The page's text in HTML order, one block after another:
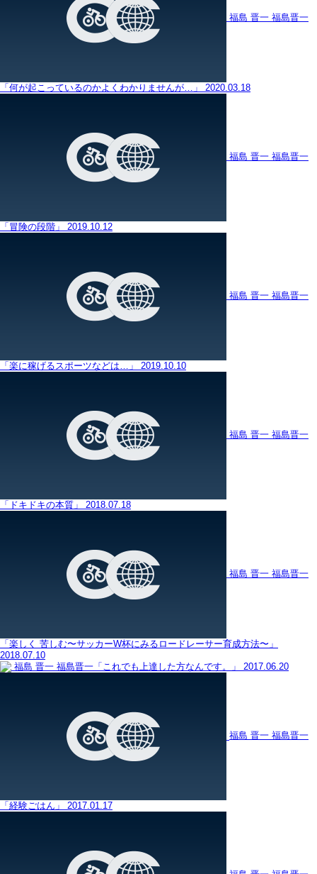
福島 晋一 福島晋一
「何が起こっているのかよくわかりませんが…」 2020.03.18
福島 晋一 福島晋一
「冒険の段階」 2019.10.12
福島 晋一 福島晋一
「楽に稼げるスポーツなどは…」 2019.10.10
福島 晋一 福島晋一
「ドキドキの本質」 2018.07.18
福島 晋一 福島晋一
「楽しく 苦しむ〜サッカーW杯にみるロードレーサー育成方法〜」
2018.07.10
福島 晋一 福島晋一「これでも上達した方なんです。」 2017.06.20
福島 晋一 福島晋一
「経験ごはん」 2017.01.17